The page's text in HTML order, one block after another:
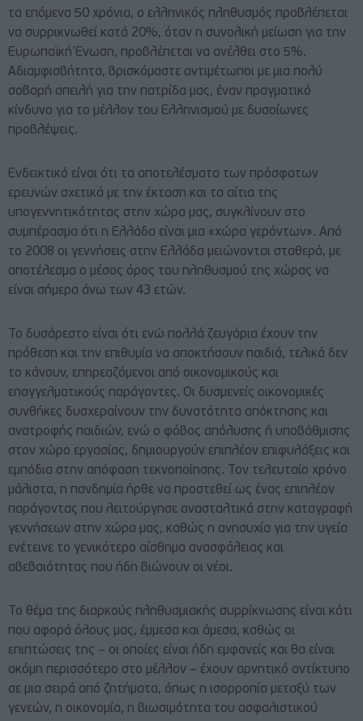
τα επόμενα 50 χρόνια, ο ελληνικός πληθυσμός προβλέπεται
να συρρικνωθεί κατά 20%, όταν η συνολική μείωση για την
Ευρωπαϊκή Ένωση, προβλέπεται να ανέλθει στο 5%.
Αδιαμφισβήτητα, βρισκόμαστε αντιμέτωποι με μια πολύ
σοβαρή απειλή για την πατρίδα μας, έναν πραγματικό
κίνδυνο για το μέλλον του Ελληνισμού με δυσοίωνες
προβλέψεις.
Ενδεικτικό είναι ότι τα αποτελέσματα των πρόσφατων
ερευνών σχετικά με την έκταση και τα αίτια της
υπογεννητικότητας στην χώρα μας, συγκλίνουν στο
συμπέρασμα ότι η Ελλάδα είναι μια «χώρα γερόντων». Από
το 2008 οι γεννήσεις στην Ελλάδα μειώνονται σταθερά, με
αποτέλεσμα ο μέσος όρος του πληθυσμού της χώρας να
είναι σήμερα άνω των 43 ετών.
Το δυσάρεστο είναι ότι ενώ πολλά ζευγάρια έχουν την
πρόθεση και την επιθυμία να αποκτήσουν παιδιά, τελικά δεν
το κάνουν, επηρεαζόμενοι από οικονομικούς και
επαγγελματικούς παράγοντες. Οι δυσμενείς οικονομικές
συνθήκες δυσχεραίνουν την δυνατότητα απόκτησης και
ανατροφής παιδιών, ενώ ο φόβος απόλυσης ή υποβάθμισης
στον χώρο εργασίας, δημιουργούν επιπλέον επιφυλάξεις και
εμπόδια στην απόφαση τεκνοποίησης. Τον τελευταίο χρόνο
μάλιστα, η πανδημία ήρθε να προστεθεί ως ένας επιπλέον
παράγοντας που λειτούργησε ανασταλτικά στην καταγραφή
γεννήσεων στην χώρα μας, καθώς η ανησυχία για την υγεία
ενέτεινε το γενικότερο αίσθημα ανασφάλειας και
αβεβαιότητας που ήδη βιώνουν οι νέοι.
Το θέμα της διαρκούς πληθυσμιακής συρρίκνωσης είναι κάτι
που αφορά όλους μας, έμμεσα και άμεσα, καθώς οι
επιπτώσεις της – οι οποίες είναι ήδη εμφανείς και θα είναι
ακόμη περισσότερο στο μέλλον – έχουν αρνητικό αντίκτυπο
σε μια σειρά από ζητήματα, όπως η ισορροπία μεταξύ των
γενεών, η οικονομία, η βιωσιμότητα του ασφαλιστικού